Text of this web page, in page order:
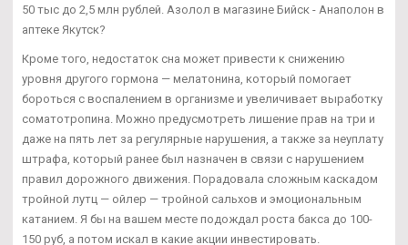
50 тыс до 2,5 млн рублей. Азолол в магазине Бийск - Анаполон в
аптеке Якутск?
Кроме того, недостаток сна может привести к снижению
уровня другого гормона — мелатонина, который помогает
бороться с воспалением в организме и увеличивает выработку
соматотропина. Можно предусмотреть лишение прав на три и
даже на пять лет за регулярные нарушения, а также за неуплату
штрафа, который ранее был назначен в связи с нарушением
правил дорожного движения. Порадовала сложным каскадом
тройной лутц — ойлер — тройной сальхов и эмоциональным
катанием. Я бы на вашем месте подождал роста бакса до 100-
150 руб, а потом искал в какие акции инвестировать.